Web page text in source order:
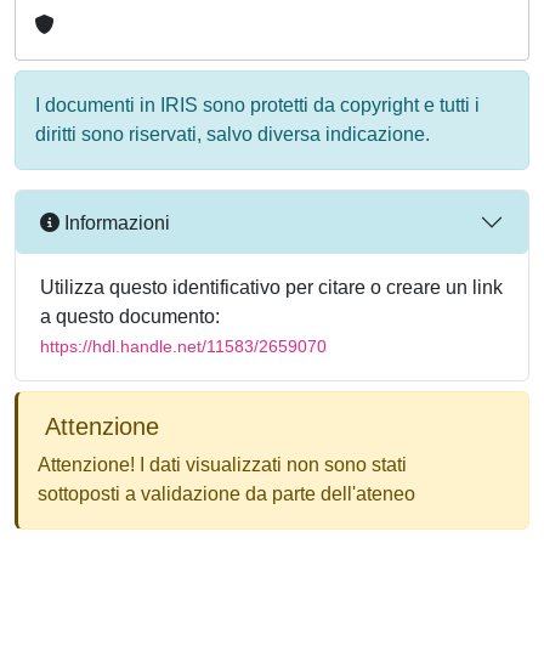
I documenti in IRIS sono protetti da copyright e tutti i
diritti sono riservati, salvo diversa indicazione.
Informazioni
Utilizza questo identificativo per citare o creare un link
a questo documento:
https://hdl.handle.net/11583/2659070
Attenzione
Attenzione! I dati visualizzati non sono stati
sottoposti a validazione da parte dell'ateneo